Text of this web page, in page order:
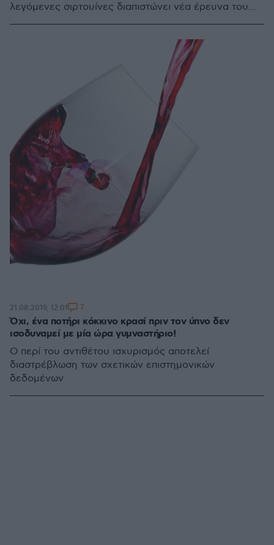
λεγόμενες σιρτουίνες διαπιστώνει νέα έρευνα του
Όχι, ένα ποτήρι κόκκινο κρασί πριν τον ύπνο δεν
ισοδυναμεί με μία ώρα γυμναστήριο!
Ο περί του αντιθέτου ισχυρισμός αποτελεί
διαστρέβλωση των σχετικών επιστημονικών
δεδομένων
21.08.2019, 12:01 7